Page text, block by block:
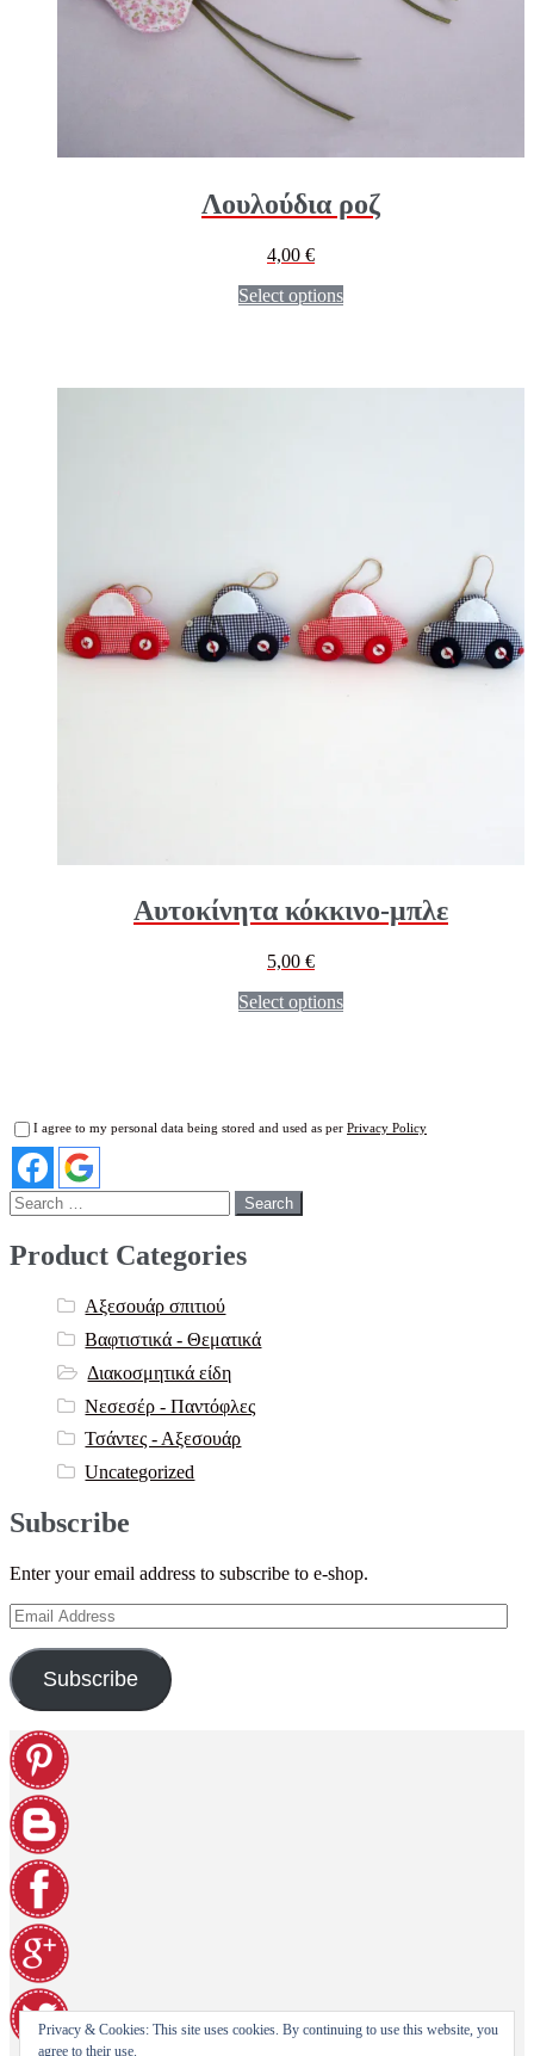
Λουλούδια ροζ
4,00 €
Select options
Αυτοκίνητα κόκκινο-μπλε
5,00 €
Select options
I agree to my personal data being stored and used as per Privacy Policy
Search
for:
Product Categories
Αξεσουάρ σπιτιού
Βαφτιστικά - Θεματικά
Διακοσμητικά είδη
Νεσεσέρ - Παντόφλες
Τσάντες - Αξεσουάρ
Uncategorized
Subscribe
Enter your email address to subscribe to e-shop.
Email
Address
Subscribe
Privacy & Cookies: This site uses cookies. By continuing to use this website, you
agree to their use.